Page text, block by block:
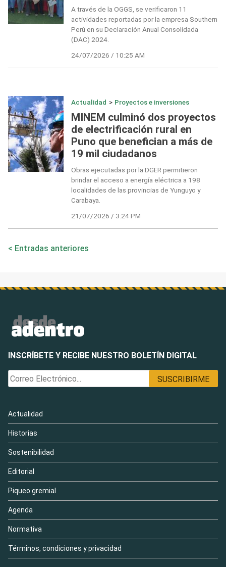
A través de la OGGS, se verificaron 11
actividades reportadas por la empresa Southern
Perú en su Declaración Anual Consolidada
(DAC) 2024.
24/07/2026 / 10:25 AM
Actualidad > Proyectos e inversiones
MINEM culminó dos proyectos
de electrificación rural en
Puno que benefician a más de
19 mil ciudadanos
Obras ejecutadas por la DGER permitieron
brindar el acceso a energía eléctrica a 198
localidades de las provincias de Yunguyo y
Carabaya.
21/07/2026 / 3:24 PM
Navegación
Entradas anteriores
INSCRÍBETE Y RECIBE NUESTRO BOLETÍN DIGITAL
Actualidad
Historias
Sostenibilidad
Editorial
Piqueo gremial
Agenda
Normativa
Términos, condiciones y privacidad